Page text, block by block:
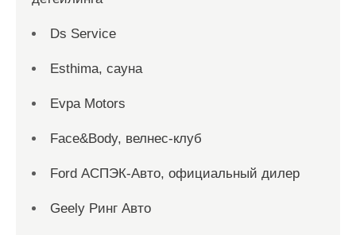
Ds Service
Esthima, сауна
Evpa Motors
Face&Body, велнес-клуб
Ford АСПЭК-Авто, официальный дилер
Geely Ринг Авто